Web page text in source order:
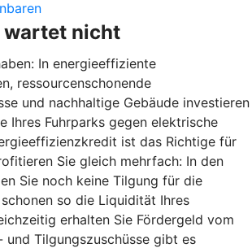
wartet nicht
In energieeffiziente
ressourcenschonende
und nachhaltige Gebäude investieren
Ihres Fuhrparks gegen elektrische
ist das Richtige für
Sie gleich mehrfach: In den
Sie noch keine Tilgung für die
so die Liquidität Ihres
erhalten Sie Fördergeld vom
und Tilgungszuschüsse gibt es